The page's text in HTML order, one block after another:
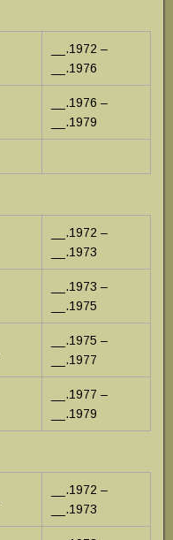
__.1972 –
__.1976
__.1976 –
__.1979
__.1972 –
__.1973
__.1973 –
__.1975
__.1975 –
__.1977
__.1977 –
__.1979
__.1972 –
__.1973